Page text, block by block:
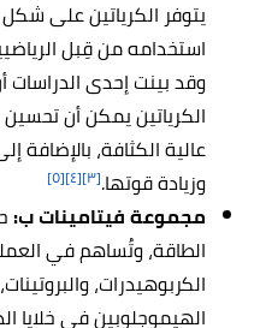
يتوفر الكرياتين على
استخدامه من قِبل
وقد بينت إحدى
الكرياتين يمكن أن تحسين
عالية الكثافة، بالإضافة
وزيادة قوتها.[٣] [٤] [٥]
مجموعة فيتامينات ب:
الطاقة، وتُساهم في
الكربوهيدرات،
الهيموجلوبين في خلايا